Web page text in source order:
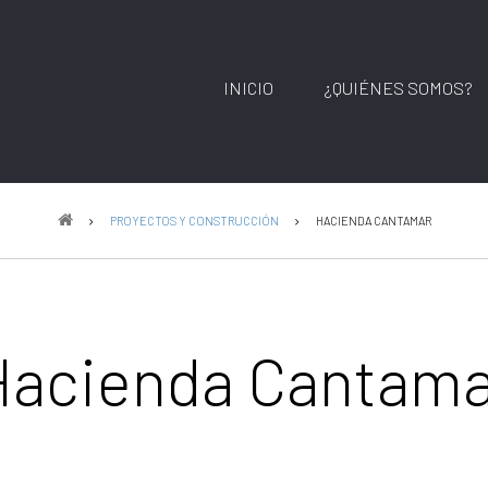
INICIO ¿QUIÉNES SOMOS?
PROYECTOS Y CONSTRUCCIÓN HACIENDA CANTAMAR